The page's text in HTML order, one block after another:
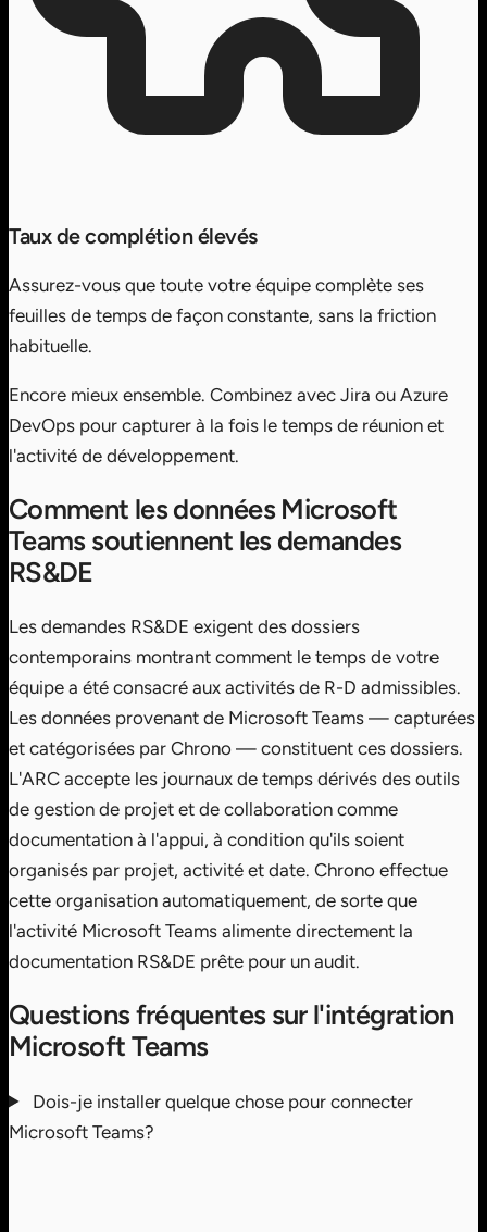
Taux de complétion élevés
Assurez-vous que toute votre équipe complète ses
feuilles de temps de façon constante, sans la friction
habituelle.
Encore mieux ensemble. Combinez avec Jira ou Azure
DevOps pour capturer à la fois le temps de réunion et
l'activité de développement.
Comment les données Microsoft
Teams soutiennent les demandes
RS&DE
Les demandes RS&DE exigent des dossiers
contemporains montrant comment le temps de votre
équipe a été consacré aux activités de R-D admissibles.
Les données provenant de Microsoft Teams — capturées
et catégorisées par Chrono — constituent ces dossiers.
L'ARC accepte les journaux de temps dérivés des outils
de gestion de projet et de collaboration comme
documentation à l'appui, à condition qu'ils soient
organisés par projet, activité et date. Chrono effectue
cette organisation automatiquement, de sorte que
l'activité Microsoft Teams alimente directement la
documentation RS&DE prête pour un audit.
Questions fréquentes sur l'intégration
Microsoft Teams
Dois-je installer quelque chose pour connecter
Microsoft Teams?